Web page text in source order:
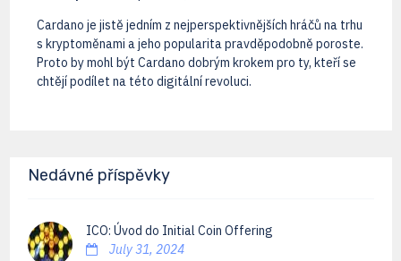
Cardano je jistě jedním z nejperspektivnějších hráčů na trhu
s kryptoměnami a jeho popularita pravděpodobně poroste.
Proto by mohl být Cardano dobrým krokem pro ty, kteří se
chtějí podílet na této digitální revoluci.
Nedávné příspěvky
ICO: Úvod do Initial Coin Offering
July 31, 2024